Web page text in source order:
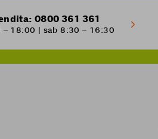
0800 361 361
– 18:00 | sab 8:30 – 16:30